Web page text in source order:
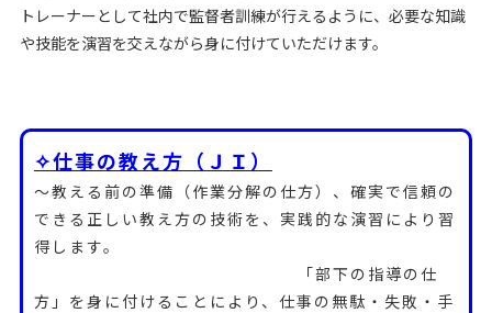
トレーナーとして社内で監督者訓練が行えるように、必要な知識
や技能を演習を交えながら身に付けていただけます。
✧仕事の教え方（ＪＩ）
～教える前の準備（作業分解の仕方）、確実で信頼の
できる正しい教え方の技術を、実践的な演習により習
得します。
「部下の指導の仕
方」を身に付けることにより、仕事の無駄・失敗・手